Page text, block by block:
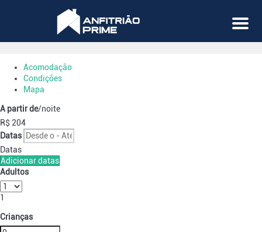
Menu
Acomodação
Condições
Mapa
A partir de/noite
R$ 204
Datas
Datas
Adicionar datas
Adultos
1
Crianças